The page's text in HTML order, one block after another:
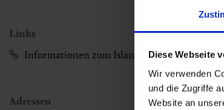
Diese Webseite
Wir verwenden
und die Zugriffe
Website an
Links
Informationen zum Islandpferdehof
Adressen